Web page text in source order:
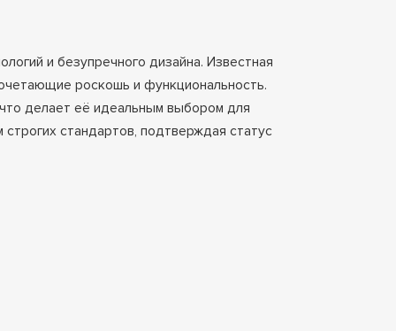
и безупречного дизайна. Известная
роскошь и функциональность.
делает её идеальным выбором для
стандартов, подтверждая статус